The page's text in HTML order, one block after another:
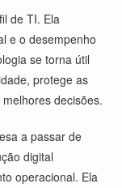
de TI. Ela
e o desempenho
se torna útil
protege as
decisões.
a passar de
digital
operacional. Ela